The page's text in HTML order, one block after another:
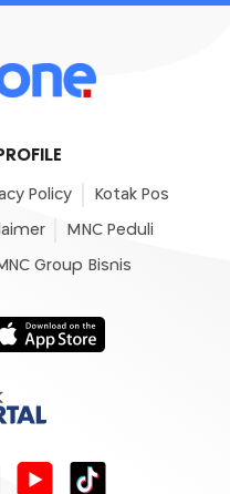
Policy Kotak Pos
MNC Peduli
Group Bisnis